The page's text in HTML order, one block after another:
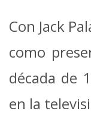
Con Jack
como
década de
en la